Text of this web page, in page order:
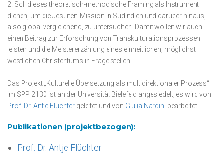
2. Soll dieses theoretisch-methodische Framing als Instrument
dienen, um die Jesuiten-Mission in Südindien und darüber hinaus,
also global vergleichend, zu untersuchen. Damit wollen wir auch
einen Beitrag zur Erforschung von Transkulturationsprozessen
leisten und die Meistererzählung eines einheitlichen, möglichst
westlichen Christentums in Frage stellen.
Das Projekt „Kulturelle Übersetzung als multidirektionaler Prozess“
im SPP 2130 ist an der Universität Bielefeld angesiedelt, es wird von
Prof. Dr. Antje Flüchter geleitet und von Giulia Nardini bearbeitet.
Publikationen (projektbezogen):
Prof. Dr. Antje Flüchter